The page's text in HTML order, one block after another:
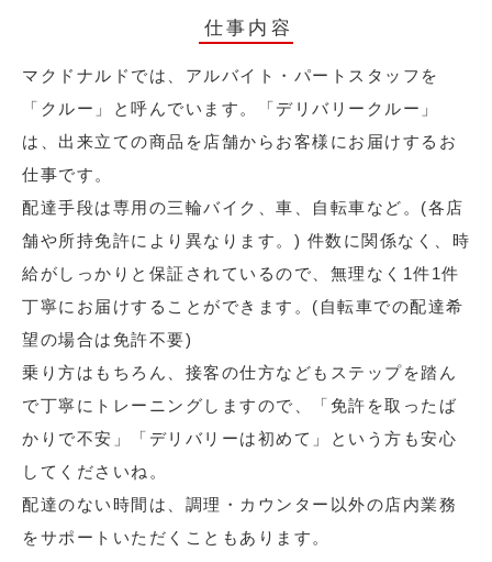
仕事内容
マクドナルドでは、アルバイト・パートスタッフを
「クルー」と呼んでいます。「デリバリークルー」
は、出来立ての商品を店舗からお客様にお届けするお
仕事です。
配達手段は専用の三輪バイク、車、自転車など。(各店
舗や所持免許により異なります。) 件数に関係なく、時
給がしっかりと保証されているので、無理なく1件1件
丁寧にお届けすることができます。(自転車での配達希
望の場合は免許不要)
乗り方はもちろん、接客の仕方などもステップを踏ん
で丁寧にトレーニングしますので、「免許を取ったば
かりで不安」「デリバリーは初めて」という方も安心
してくださいね。
配達のない時間は、調理・カウンター以外の店内業務
をサポートいただくこともあります。